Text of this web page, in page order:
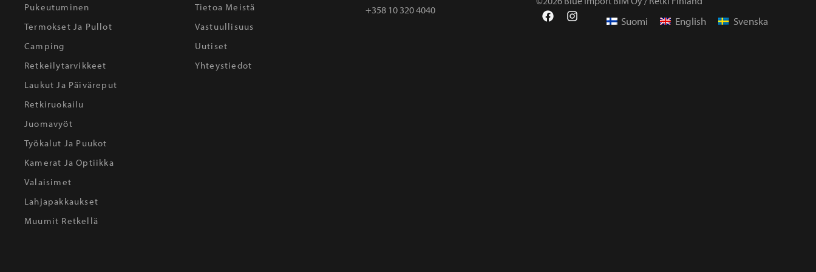
Pukeutuminen
Termokset Ja Pullot
Camping
Retkeilytarvikkeet
Laukut Ja Päiväreput
Retkiruokailu
Juomavyöt
Työkalut Ja Puukot
Kamerat Ja Optiikka
Valaisimet
Lahjapakkaukset
Muumit Retkellä
Tietoa Meistä
Vastuullisuus
Uutiset
Yhteystiedot
+358 10 320 4040
Suomi English Svenska